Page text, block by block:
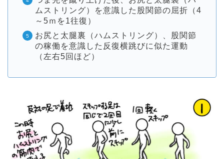
ムストリング）を意識した股関節の屈折（4
～5ｍを1往復）
お尻と太腿裏（ハムストリング）、股関節
の稼働を意識した反復横跳びに似た運動
（左右5回ほど）